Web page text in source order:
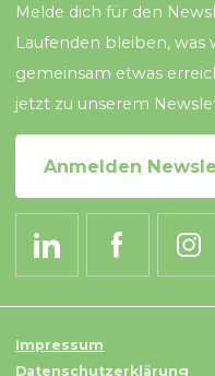
Melde dich für den
Laufenden bleiben,
gemeinsam etwas
jetzt zu unserem
Anmelden
Impressum
Datenschutzerklärung